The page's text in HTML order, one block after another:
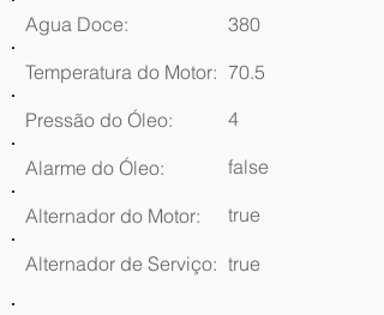
Agua Doce:
380
Temperatura do Motor: 70.5
Pressão do Óleo:
4
Alarme do Óleo: false
Alternador do Motor: true
Alternador de Serviço: true